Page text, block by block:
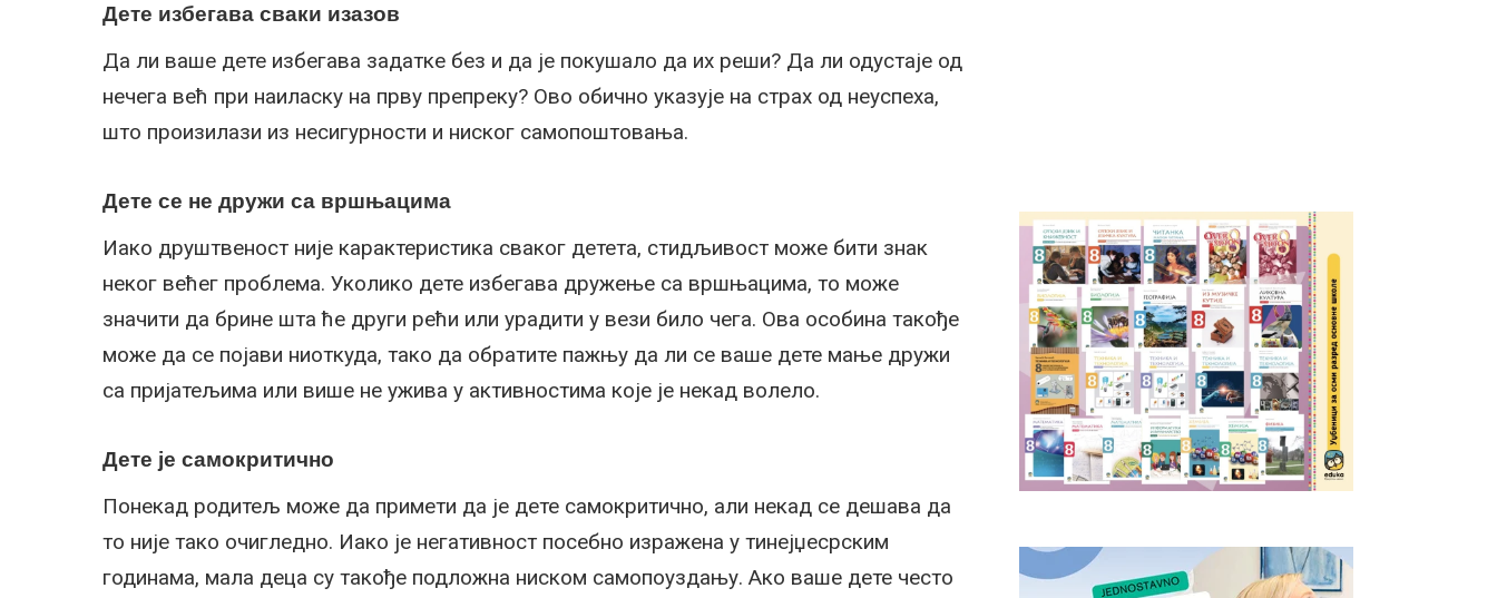
Дете избегава сваки изазов
Да ли ваше дете избегава задатке без и да је покушало да их реши? Да ли одустаје од
нечега већ при наиласку на прву препреку? Ово обично указује на страх од неуспеха,
што произилази из несигурности и ниског самопоштовања.
Дете се не дружи са вршњацима
Иако друштвеност није карактеристика сваког детета, стидљивост може бити знак
неког већег проблема. Уколико дете избегава дружење са вршњацима, то може
значити да брине шта ће други рећи или урадити у вези било чега. Ова особина такође
може да се појави ниоткуда, тако да обратите пажњу да ли се ваше дете мање дружи
са пријатељима или више не ужива у активностима које је некад волело.
Дете је самокритично
Понекад родитељ може да примети да је дете самокритично, али некад се дешава да
то није тако очигледно. Иако је негативност посебно изражена у тинејџесрским
годинама, мала деца су такође подложна ниском самопоуздању. Ако ваше дете често